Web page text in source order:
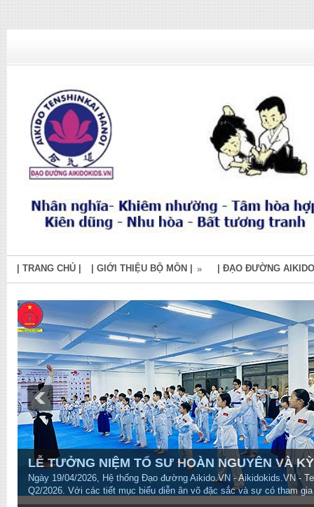
| TRANG CHỦ | | GIỚI THIỆU BỘ MÔN | » | ĐẠO ĐƯỜNG
LỄ TƯỞNG NIỆM TỔ SƯ HOÀN NGUYÊN VÀ
Ngày 19/04/2026, Hệ thống Đạo đường Aikido.VN - Aikidokids.VN -
Q2/2026. Với các tiết mục biểu diễn ân võ đặc sắc và sự có tham